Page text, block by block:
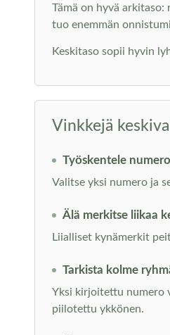
Tämä on hyvä
tuo enemmän
Keskitaso sopii hyvin
Vinkkejä
Työskentele
Valitse yksi numero ja
Älä merkitse liikaa
Liialliset kynämerkit
Tarkista kolme
Yksi kirjoitettu numero
piilotettu ykkönen.